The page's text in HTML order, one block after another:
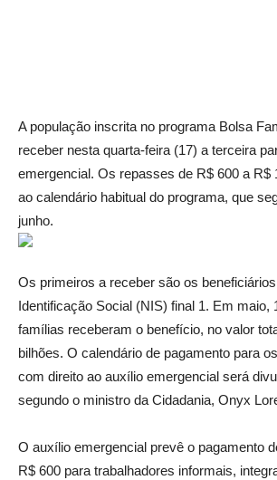
A população inscrita no programa Bolsa
receber nesta quarta-feira (17) a terceira
emergencial. Os repasses de R$ 600 a R$
ao calendário habitual do programa, que
junho.
Os primeiros a receber são os
Identificação Social (NIS) final 1. Em maio,
famílias receberam o benefício, no valor
bilhões. O calendário de pagamento para
com direito ao auxílio emergencial será
segundo o ministro da Cidadania, Onyx
O auxílio emergencial prevê o pagamento
R$ 600 para trabalhadores informais,